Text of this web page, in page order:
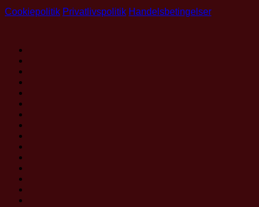
Cookiepolitik Privatlivspolitik Handelsbetingelser